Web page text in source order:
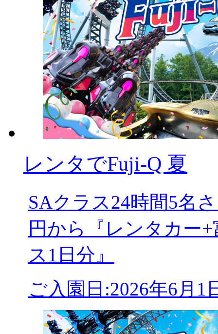
レンタでFuji-Q 夏
SAクラス24時間5名
円から『レンタカー
ス1日分』
ご入園日:2026年6月1